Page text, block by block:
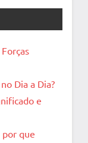
Dia a Dia?
e
por que